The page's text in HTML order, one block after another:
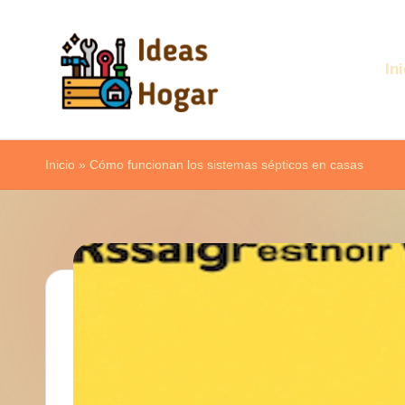
I
d
Ideas
para
Hogar
Inicio » Cómo funcionan los sistemas sépticos en casas